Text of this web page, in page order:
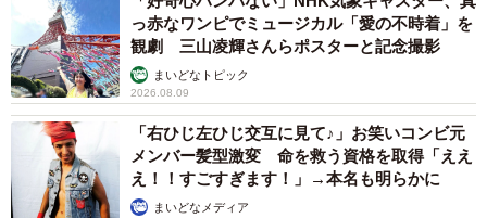
越えた加鳥さんに、作品について詳しく話を聞きました。
ー的外れなことをする旦那さんに対して加鳥さんがツッコ
ミを入れるシーンが印象的でした。この漫画を読んだ旦那
さんはどんな反応をされましたか？
実は、旦那にはまだ読んでもらってないんです…（笑）。
っ赤なワンピでミュージカル「愛の不時着」を
観劇 三山凌輝さんらポスターと記念撮影
まいどなトピック
2026.08.09
「右ひじ左ひじ交互に見て♪」お笑いコンビ元
メンバー髪型激変 命を救う資格を取得「ええ
え！！すごすぎます！」→本名も明らかに
まいどなメディア